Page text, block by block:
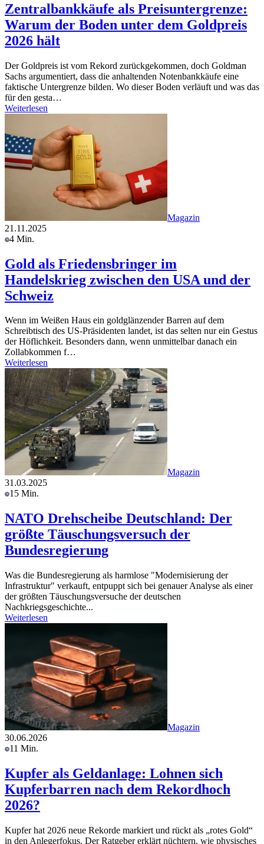
Zentralbankkäufe als Preisuntergrenze:
Warum der Boden unter dem Goldpreis
2026 hält
Der Goldpreis ist vom Rekord zurückgekommen, doch Goldman
Sachs argumentiert, dass die anhaltenden Notenbankkäufe eine
faktische Untergrenze bilden. Wo dieser Boden verläuft und was das
für den gesta…
Weiterlesen
Magazin
21.11.2025
4 Min.
Gold als Friedensbringer im
Handelskrieg zwischen den USA und der
Schweiz
Wenn im Weißen Haus ein goldglänzender Barren auf dem
Schreibtisch des US-Präsidenten landet, ist das selten nur ein Gestus
der Höflichkeit. Besonders dann, wenn unmittelbar danach ein
Zollabkommen f…
Weiterlesen
Magazin
31.03.2025
15 Min.
NATO Drehscheibe Deutschland: Der
größte Täuschungsversuch der
Bundesregierung
Was die Bundesregierung als harmlose "Modernisierung der
Infrastruktur" verkauft, entpuppt sich bei genauer Analyse als einer
der größten Täuschungsversuche der deutschen
Nachkriegsgeschichte...
Weiterlesen
Magazin
30.06.2026
11 Min.
Kupfer als Geldanlage: Lohnen sich
Kupferbarren nach dem Rekordhoch
2026?
Kupfer hat 2026 neue Rekorde markiert und rückt als „rotes Gold“
in den Anlegerfokus. Der Ratgeber erklärt nüchtern, wie physisches